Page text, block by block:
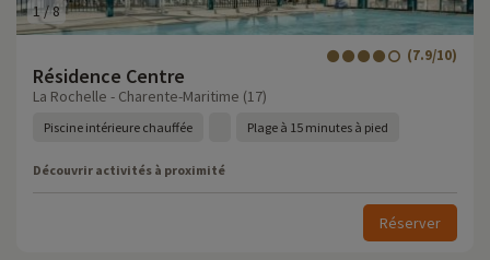
1/8
Résidence Centre
(7.9/10)
La Rochelle - Charente-Maritime (17)
Piscine intérieure chauffée Plage à 15 minutes à pied
Découvrir activités à proximité
Réserver